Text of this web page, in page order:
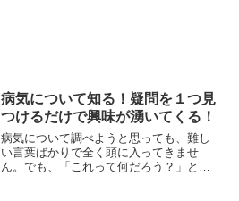
病気について知る！疑問を１つ見
つけるだけで興味が湧いてくる！
病気について調べようと思っても、難し
い言葉ばかりで全く頭に入ってきませ
ん。でも、「これって何だろう？」とい